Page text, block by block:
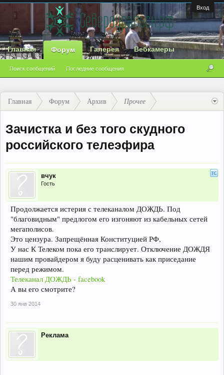
Вход
Главная Форум
Поиск сообщений Последние сообщения
Галерея Вебкамеры
Главная Форум Архив Прочее
Зачистка и без того скудного
российского телеэфира
вчук
Гость
Продолжается истерия с телеканалом ДОЖДЬ. Под
"благовидным" предлогом его изгоняют из кабельных сетей
мегаполисов.
Это цензура. Запрещённая Конституцией РФ,
У нас К Телеком пока его транслирует. Отключение ДОЖДЯ
нашим провайдером я буду расценивать как приседание
перед режимом.
Телеканал ДОЖДЬ - facebook
А вы его смотрите?
30 янв 2014
Реклама